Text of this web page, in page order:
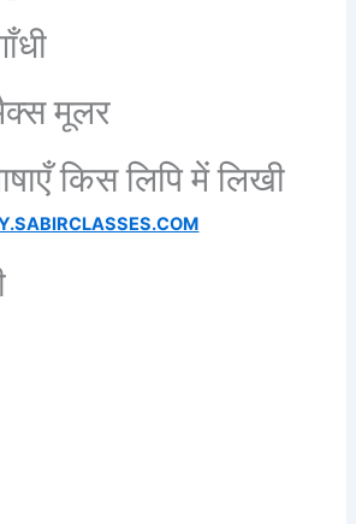
मूलर
किस लिपि में लिखी